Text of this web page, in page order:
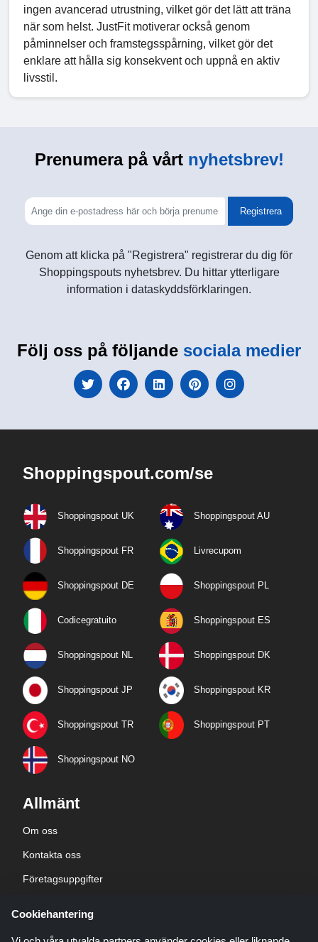
ingen avancerad utrustning, vilket gör det lätt att träna
när som helst. JustFit motiverar också genom
påminnelser och framstegsspårning, vilket gör det
enklare att hålla sig konsekvent och uppnå en aktiv
livsstil.
Prenumera på vårtnyhetsbrev!
Registrera
Genom att klicka på "Registrera" registrerar du dig för
Shoppingspouts nyhetsbrev. Du hittar ytterligare
information i dataskyddsförklaringen.
Följ oss på följande sociala medier
Shoppingspout.com/se
Shoppingspout UK Shoppingspout AU
Shoppingspout FR Livrecupom
Shoppingspout DE Shoppingspout PL
Codicegratuito Shoppingspout ES
Shoppingspout NL Shoppingspout DK
Shoppingspout JP Shoppingspout KR
Shoppingspout TR Shoppingspout PT
Shoppingspout NO
Allmänt
Om oss
Kontakta oss
Företagsuppgifter
Cookiehantering